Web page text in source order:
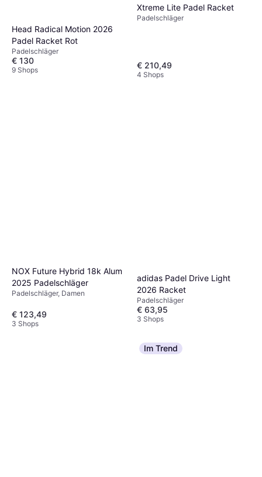
Head Radical Motion 2026
Padel Racket Rot
Padelschläger
€ 130
9 Shops
Xtreme Lite Padel Racket
Padelschläger
€ 210,49
4 Shops
NOX Future Hybrid 18k Alum
2025 Padelschläger
Padelschläger, Damen
€ 123,49
3 Shops
adidas Padel Drive Light
2026 Racket
Padelschläger
€ 63,95
3 Shops
Im Trend